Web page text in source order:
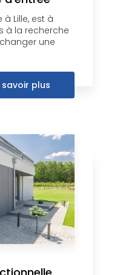
à Lille, est à
à la recherche
une
savoir plus